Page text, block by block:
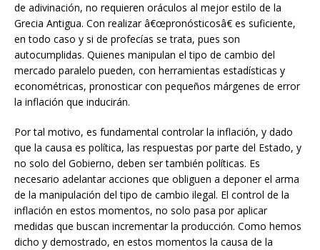
de adivinación, no requieren oráculos al mejor estilo de la
Grecia Antigua. Con realizar â€œpronósticosâ€ es suficiente,
en todo caso y si de profecías se trata, pues son
autocumplidas. Quienes manipulan el tipo de cambio del
mercado paralelo pueden, con herramientas estadísticas y
econométricas, pronosticar con pequeños márgenes de error
la inflación que inducirán.
Por tal motivo, es fundamental controlar la inflación, y dado
que la causa es política, las respuestas por parte del Estado, y
no solo del Gobierno, deben ser también políticas. Es
necesario adelantar acciones que obliguen a deponer el arma
de la manipulación del tipo de cambio ilegal. El control de la
inflación en estos momentos, no solo pasa por aplicar
medidas que buscan incrementar la producción. Como hemos
dicho y demostrado, en estos momentos la causa de la